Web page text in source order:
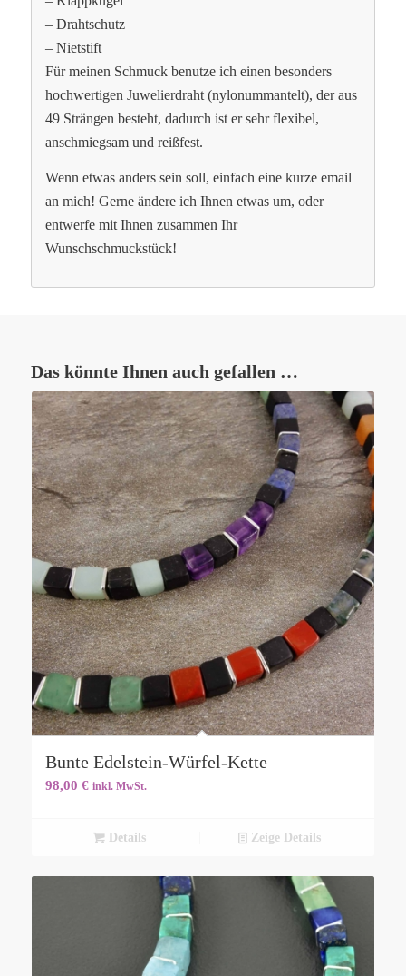
– Drahtschutz
– Nietstift
Für meinen Schmuck benutze ich einen besonders
hochwertigen Juwelierdraht (nylonummantelt), der aus
49 Strängen besteht, dadurch ist er sehr flexibel,
anschmiegsam und reißfest.
Wenn etwas anders sein soll, einfach eine kurze email
an mich! Gerne ändere ich Ihnen etwas um, oder
entwerfe mit Ihnen zusammen Ihr
Wunschschmuckstück!
Das könnte Ihnen auch gefallen …
Bunte Edelstein-Würfel-Kette
98,00 € inkl. MwSt.
Details Zeige Details